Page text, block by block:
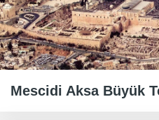
Mescidi Aksa Büyük